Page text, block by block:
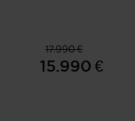
17.990 €
15.990 €